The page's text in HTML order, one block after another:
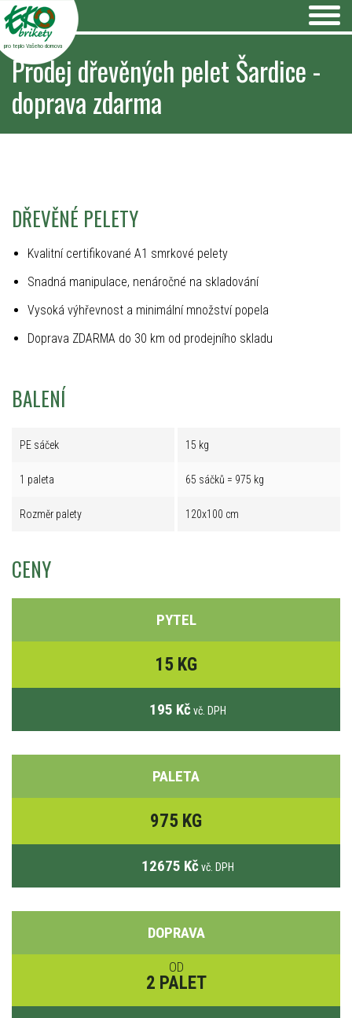
pro teplo Vašeho domova
Prodej dřevěných pelet Šardice -
doprava zdarma
DŘEVĚNÉ PELETY
Kvalitní certifikované A1 smrkové pelety
Snadná manipulace, nenáročné na skladování
Vysoká výhřevnost a minimální množství popela
Doprava ZDARMA do 30 km od prodejního skladu
BALENÍ
PE sáček 15 kg
1 paleta 65 sáčků = 975 kg
Rozměr palety 120x100 cm
CENY
PYTEL
15 KG
195 Kč vč. DPH
PALETA
975 KG
12675 Kč vč. DPH
DOPRAVA
OD
2 PALET